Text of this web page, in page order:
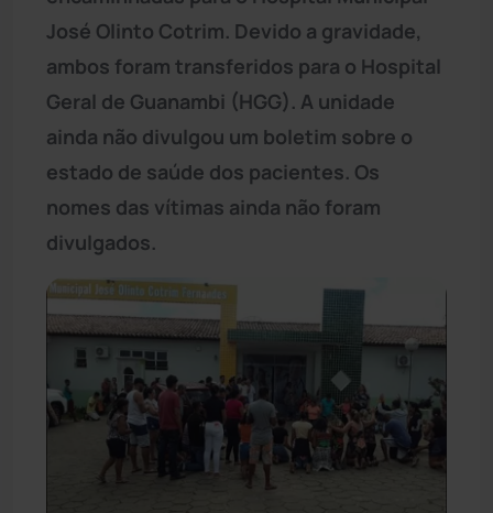
José Olinto Cotrim. Devido a gravidade,
ambos foram transferidos para o Hospital
Geral de Guanambi (HGG). A unidade
ainda não divulgou um boletim sobre o
estado de saúde dos pacientes. Os
nomes das vítimas ainda não foram
divulgados.